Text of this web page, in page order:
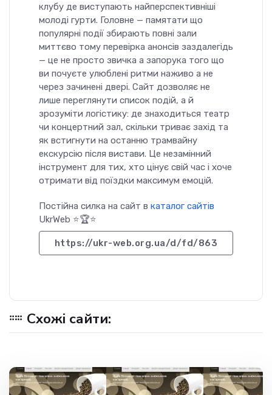
клубу де виступають найперспективніші
молоді гурти. Головне — памятати що
популярні події збирають повні зали
миттєво тому перевірка анонсів заздалегідь
— це не просто звичка а запорука того що
ви почуєте улюблені ритми наживо а не
через зачинені двері. Сайт дозволяє не
лише переглянути список подій, а й
зрозуміти логістику: де знаходиться театр
чи концертний зал, скільки триває захід та
як встигнути на останню трамвайну
екскурсію після вистави. Це незамінний
інструмент для тих, хто цінує свій час і хоче
отримати від поїздки максимум емоцій.
Постійна силка на сайт в каталог сайтів
UkrWeb ⭐🏆⭐
https://ukr-web.org.ua/d/fd/863
Схожі сайти: